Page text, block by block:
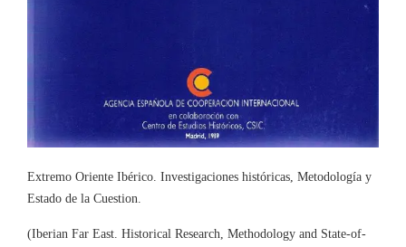
Extremo Oriente Ibérico. Investigaciones históricas, Metodología y
Estado de la Cuestion.
(Iberian Far East. Historical Research, Methodology and State-of-